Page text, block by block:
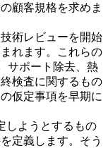
顧客規格を求めま
術レビューを開始
れます。これらの
、サポート除去、熱
検査に関するもの
仮定事項を早期に
しようとするもの
定義します。そう